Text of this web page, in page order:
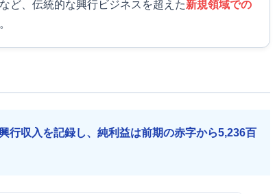
ど、伝統的な興行ビジネスを超えた新規領域での
行収入を記録し、純利益は前期の赤字から5,236百